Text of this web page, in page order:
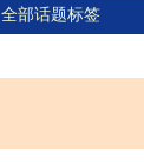
全部话题标签